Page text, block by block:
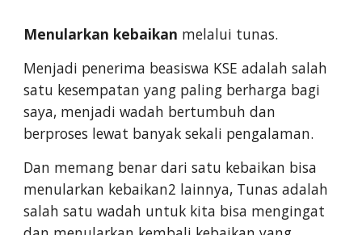
Menularkan kebaikan melalui tunas.
Menjadi penerima beasiswa KSE adalah salah
satu kesempatan yang paling berharga bagi
saya, menjadi wadah bertumbuh dan
berproses lewat banyak sekali pengalaman.
Dan memang benar dari satu kebaikan bisa
menularkan kebaikan2 lainnya, Tunas adalah
salah satu wadah untuk kita bisa mengingat